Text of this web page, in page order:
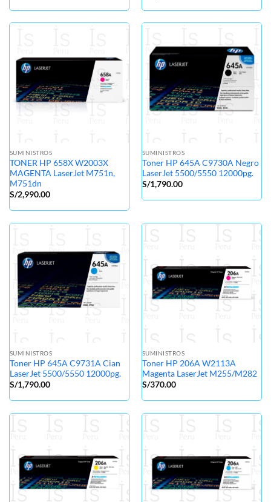
SUMINISTROS
TONER HP 658X W2003X
MAGENTA LaserJet M751n,
M751dn
S/2,990.00
SUMINISTROS
Toner HP 645A C9730A Negro
LaserJet 5500/5550 12000pg.
S/1,790.00
SUMINISTROS
Toner HP 645A C9731A Cian
LaserJet 5500/5550 12000pg.
S/1,790.00
SUMINISTROS
Toner HP 206A W2113A
Magenta LaserJet M255/M282
S/370.00